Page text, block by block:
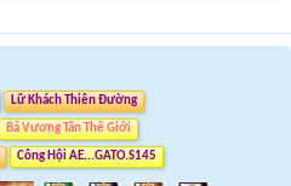
Lữ Khách Thiên Đường
Bá Vương Tân Thế Giới
Công Hội AE...GATO.S145